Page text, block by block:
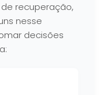
recuperação,
nesse
decisões